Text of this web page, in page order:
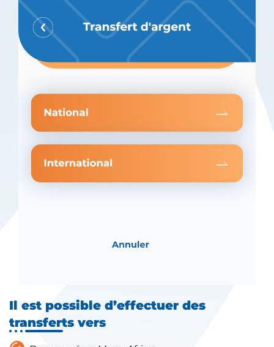
Il est possible d’effectuer des
transferts vers